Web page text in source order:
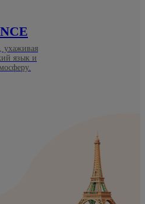
ухаживая
язык и